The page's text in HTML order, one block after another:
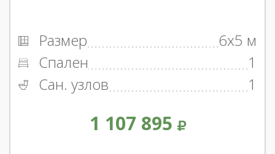
Размер
6x5 м
Спален
1
Сан. узлов
1
1 107 895